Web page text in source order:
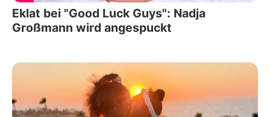
Eklat bei "Good Luck Guys": Nadja
Großmann wird angespuckt